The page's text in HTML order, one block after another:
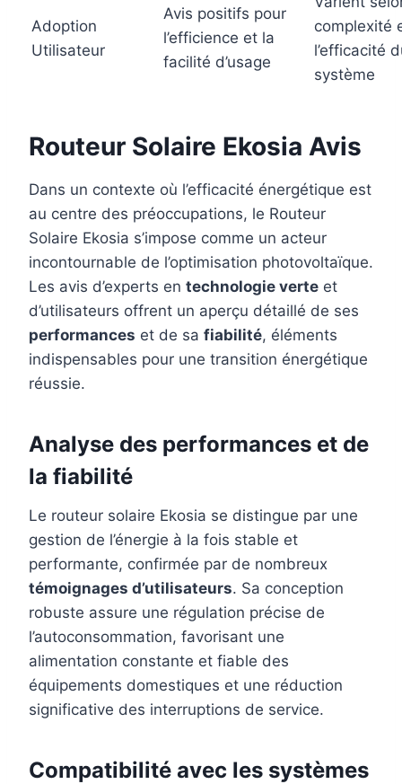
Adoption
Utilisateur
Avis positifs pour
l’efficience et la
facilité d’usage
complexité
l’efficacité
système
Routeur Solaire Ekosia Avis
Dans un contexte où l’efficacité énergétique est
au centre des préoccupations, le Routeur
Solaire Ekosia s’impose comme un acteur
incontournable de l’optimisation photovoltaïque.
Les avis d’experts en technologie verte et
d’utilisateurs offrent un aperçu détaillé de ses
performances et de sa fiabilité, éléments
indispensables pour une transition énergétique
réussie.
Analyse des performances et de
la fiabilité
Le routeur solaire Ekosia se distingue par une
gestion de l’énergie à la fois stable et
performante, confirmée par de nombreux
témoignages d’utilisateurs. Sa conception
robuste assure une régulation précise de
l’autoconsommation, favorisant une
alimentation constante et fiable des
équipements domestiques et une réduction
significative des interruptions de service.
Compatibilité avec les systèmes